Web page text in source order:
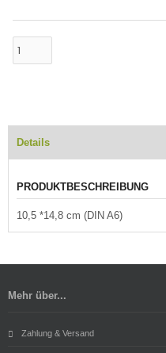
Details
PRODUKTBESCHREIBUNG
10,5 *14,8 cm (DIN A6)
Mehr über...
Zahlung & Versand